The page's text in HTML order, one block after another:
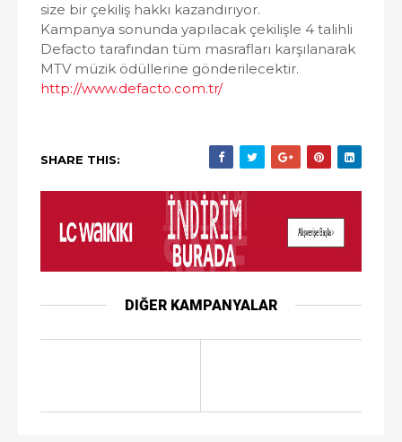
size bir çekiliş hakkı kazandırıyor.
Kampanya sonunda yapılacak çekilişle 4 talihli
Defacto tarafından tüm masrafları karşılanarak
MTV müzik ödüllerine gönderilecektir.
http://www.defacto.com.tr/
SHARE THIS:
DIĞER KAMPANYALAR